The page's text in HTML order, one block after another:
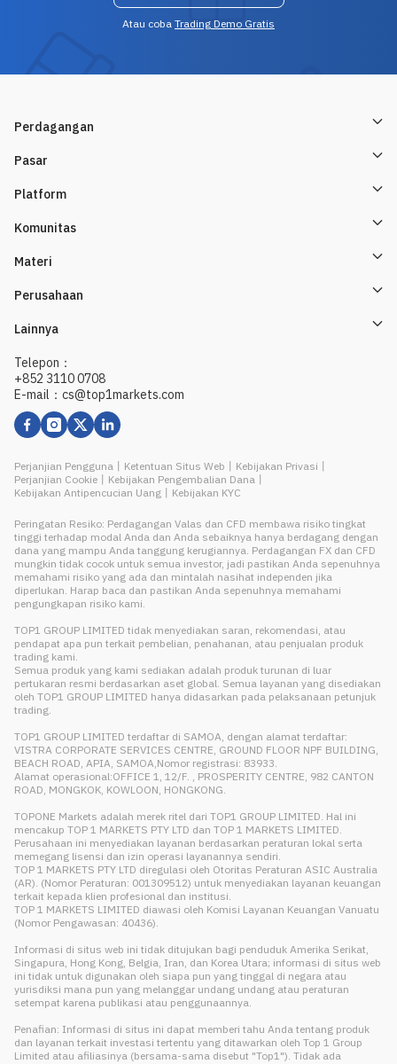
Atau coba Trading Demo Gratis
Perdagangan
Pasar
Platform
Komunitas
Materi
Perusahaan
Lainnya
Telepon：
+852 3110 0708
E-mail：cs@top1markets.com
Perjanjian Pengguna Ketentuan Situs Web Kebijakan Privasi
Perjanjian Cookie
Kebijakan Pengembalian Dana
Kebijakan Antipencucian Uang
Kebijakan KYC
Peringatan Resiko: Perdagangan Valas dan CFD membawa risiko tingkat
tinggi terhadap modal Anda dan Anda sebaiknya hanya berdagang dengan
dana yang mampu Anda tanggung kerugiannya. Perdagangan FX dan CFD
mungkin tidak cocok untuk semua investor, jadi pastikan Anda sepenuhnya
memahami risiko yang ada dan mintalah nasihat independen jika
diperlukan. Harap baca dan pastikan Anda sepenuhnya memahami
pengungkapan risiko kami.
TOP1 GROUP LIMITED tidak menyediakan saran, rekomendasi, atau
pendapat apa pun terkait pembelian, penahanan, atau penjualan produk
trading kami.
Semua produk yang kami sediakan adalah produk turunan di luar
pertukaran resmi berdasarkan aset global. Semua layanan yang disediakan
oleh TOP1 GROUP LIMITED hanya didasarkan pada pelaksanaan petunjuk
trading.
TOP1 GROUP LIMITED terdaftar di SAMOA, dengan alamat terdaftar:
VISTRA CORPORATE SERVICES CENTRE, GROUND FLOOR NPF BUILDING,
BEACH ROAD, APIA, SAMOA,Nomor registrasi: 83933.
Alamat operasional:OFFICE 1, 12/F. , PROSPERITY CENTRE, 982 CANTON
ROAD, MONGKOK, KOWLOON, HONGKONG.
TOPONE Markets adalah merek ritel dari TOP1 GROUP LIMITED. Hal ini
mencakup TOP 1 MARKETS PTY LTD dan TOP 1 MARKETS LIMITED.
Perusahaan ini menyediakan layanan berdasarkan peraturan lokal serta
memegang lisensi dan izin operasi layanannya sendiri.
TOP 1 MARKETS PTY LTD diregulasi oleh Otoritas Peraturan ASIC Australia
(AR). (Nomor Peraturan: 001309512) untuk menyediakan layanan keuangan
terkait kepada klien profesional dan institusi.
TOP 1 MARKETS LIMITED diawasi oleh Komisi Layanan Keuangan Vanuatu
(Nomor Pengawasan: 40436).
Informasi di situs web ini tidak ditujukan bagi penduduk Amerika Serikat,
Singapura, Hong Kong, Belgia, Iran, dan Korea Utara; informasi di situs web
ini tidak untuk digunakan oleh siapa pun yang tinggal di negara atau
yurisdiksi mana pun yang melanggar undang undang atau peraturan
setempat karena publikasi atau penggunaannya.
Penafian: Informasi di situs ini dapat memberi tahu Anda tentang produk
dan layanan terkait investasi tertentu yang ditawarkan oleh Top 1 Group
Limited atau afiliasinya (bersama-sama disebut "Top1"). Tidak ada